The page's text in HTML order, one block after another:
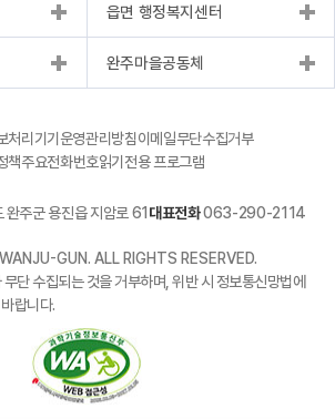
읍면 행정복지센터
완주마을공동체
처리기기운영관리방침이메일무단수집거부
책주요전화번호읽기전용 프로그램
주군 용진읍 지암로 61 대표전화063-290-2114
GUN. ALL RIGHTS RESERVED.
단 수집되는 것을 거부하며, 위반 시 정보통신망법에
랍니다.